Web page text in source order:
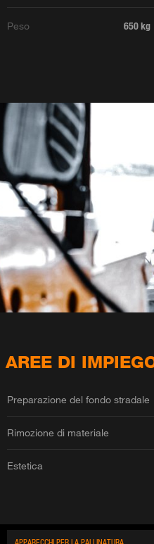
Peso 650 kg
AREE DI
Preparazione del fondo stradale
Rimozione di materiale
Estetica